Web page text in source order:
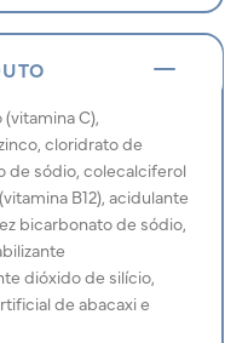
C),
cloridrato de
de sódio, colecalciferol
B12), acidulante
bicarbonato de sódio,
dióxido de silício,
de abacaxi e